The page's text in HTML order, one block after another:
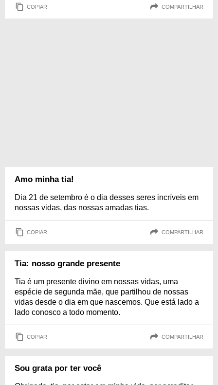
COPIAR COMPARTILHAR
Amo minha tia!
Dia 21 de setembro é o dia desses seres incríveis em
nossas vidas, das nossas amadas tias.
COPIAR COMPARTILHAR
Tia: nosso grande presente
Tia é um presente divino em nossas vidas, uma
espécie de segunda mãe, que partilhou de nossas
vidas desde o dia em que nascemos. Que está lado a
lado conosco a todo momento.
COPIAR COMPARTILHAR
Sou grata por ter você